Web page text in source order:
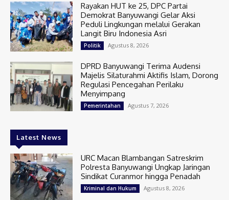
Rayakan HUT ke 25, DPC Partai
Demokrat Banyuwangi Gelar Aksi
Peduli Lingkungan melalui Gerakan
Langit Biru Indonesia Asri
Politik Agustus 8, 2026
DPRD Banyuwangi Terima Audensi
Majelis Silaturahmi Aktifis Islam, Dorong
Regulasi Pencegahan Perilaku
Menyimpang
Pemerintahan Agustus 7, 2026
Latest News
URC Macan Blambangan Satreskrim
Polresta Banyuwangi Ungkap Jaringan
Sindikat Curanmor hingga Penadah
Kriminal dan Hukum Agustus 8, 2026